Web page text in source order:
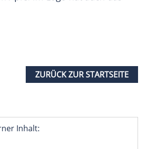
ZURÜCK ZUR STARTSEITE
Inhalt: